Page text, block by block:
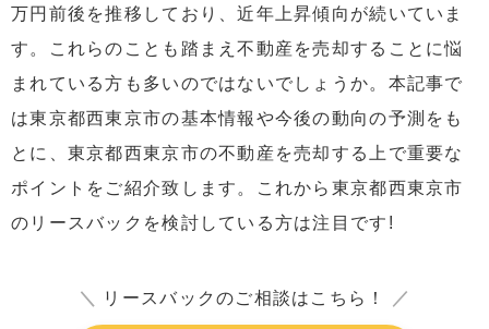
万円前後を推移しており、近年上昇傾向が続いていま
す。これらのことも踏まえ不動産を売却することに悩
まれている方も多いのではないでしょうか。本記事で
は東京都西東京市の基本情報や今後の動向の予測をも
とに、東京都西東京市の不動産を売却する上で重要な
ポイントをご紹介致します。これから東京都西東京市
のリースバックを検討している方は注目です!
＼ リースバックのご相談はこちら！ ／